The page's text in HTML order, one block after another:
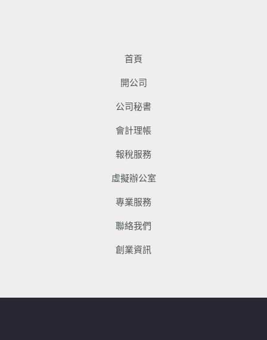
首頁
開公司
公司秘書
會計理帳
報稅服務
虛擬辦公室
專業服務
聯絡我們
創業資訊